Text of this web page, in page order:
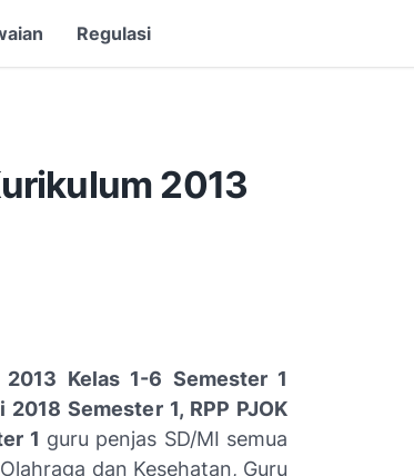
Regulasi
2013
2013 Kelas 1-6 Semester 1
2018 Semester 1, RPP PJOK
1 guru penjas SD/MI semua
dan Kesehatan, Guru